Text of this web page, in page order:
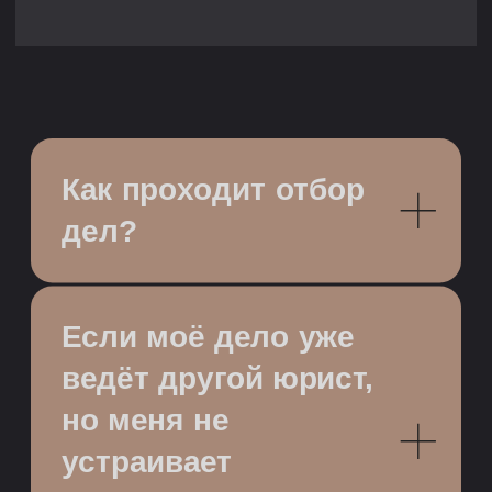
Как проходит отбор
дел?
Если моё дело уже
ведёт другой юрист,
но меня не
устраивает